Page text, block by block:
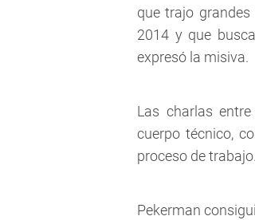
que trajo
2014 y que
expresó la misiva.
Las charlas
cuerpo técnico,
proceso de trabajo.
Pekerman